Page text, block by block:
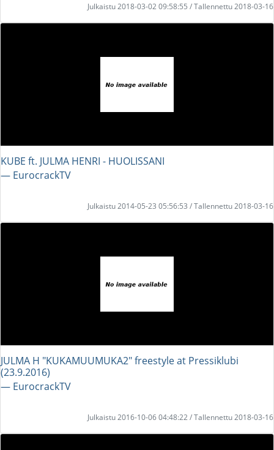
Julkaistu 2018-03-02 09:58:55 / Tallennettu 2018-03-16
KUBE ft. JULMA HENRI - HUOLISSANI
― EurocrackTV
Julkaistu 2014-05-23 05:56:53 / Tallennettu 2018-03-16
JULMA H "KUKAMUUMUKA2" freestyle at Pressiklubi
(23.9.2016)
― EurocrackTV
Julkaistu 2016-10-06 04:48:22 / Tallennettu 2018-03-16